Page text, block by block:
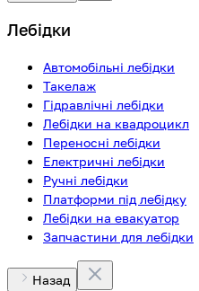
Лебідки
Автомобільні лебідки
Такелаж
Гідравлічні лебідки
Лебідки на квадроцикл
Переносні лебідки
Електричні лебідки
Ручні лебідки
Платформи під лебідку
Лебідки на евакуатор
Запчастини для лебідки
Назад